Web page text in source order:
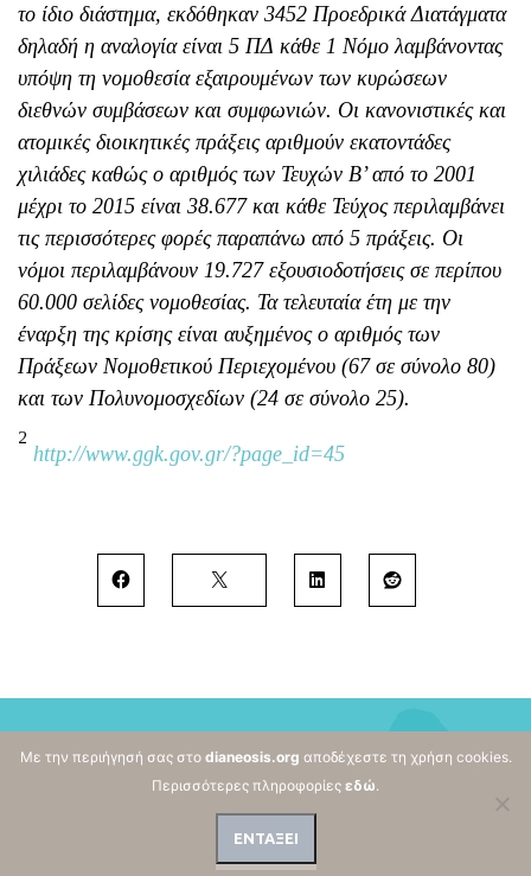
το ίδιο διάστημα, εκδόθηκαν 3452 Προεδρικά Διατάγματα
δηλαδή η αναλογία είναι 5 ΠΔ κάθε 1 Νόμο λαμβάνοντας
υπόψη τη νομοθεσία εξαιρουμένων των κυρώσεων
διεθνών συμβάσεων και συμφωνιών. Οι κανονιστικές και
ατομικές διοικητικές πράξεις αριθμούν εκατοντάδες
χιλιάδες καθώς ο αριθμός των Τευχών Β’ από το 2001
μέχρι το 2015 είναι 38.677 και κάθε Τεύχος περιλαμβάνει
τις περισσότερες φορές παραπάνω από 5 πράξεις. Οι
νόμοι περιλαμβάνουν 19.727 εξουσιοδοτήσεις σε περίπου
60.000 σελίδες νομοθεσίας. Τα τελευταία έτη με την
έναρξη της κρίσης είναι αυξημένος ο αριθμός των
Πράξεων Νομοθετικού Περιεχομένου (67 σε σύνολο 80)
και των Πολυνομοσχεδίων (24 σε σύνολο 25).
2
http://www.ggk.gov.gr/?page_id=45
Εγγραφή στο Newsletter
Με την περιήγησή σας στο dianeosis.org αποδέχεστε τη χρήση cookies.
Περισσότερες πληροφορίες εδώ.
ΕΝΤΑΞΕΙ